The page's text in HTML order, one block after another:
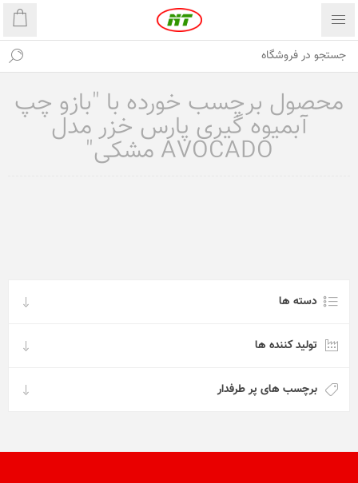
محصول برچسب خورده با "بازو چپ
آبمیوه گیری پارس خزر مدل
AVOCADO مشکی"
دسته ها
تولید کننده ها
برچسب های پر طرفدار